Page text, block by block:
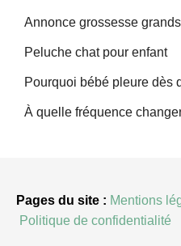
Annonce grossesse
Peluche chat pour enfant
Pourquoi bébé pleure dès
À quelle fréquence
Pages du site : Mentions
Politique de confidentialité